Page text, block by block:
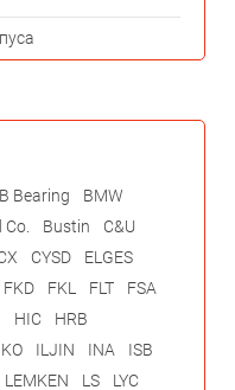
Bearing
BMW
Bustin
C&U
CYSD
ELGES
FKD FKL FLT
FSA
HIC
HRB
ILJIN INA
ISB
LEMKEN LS
LYC